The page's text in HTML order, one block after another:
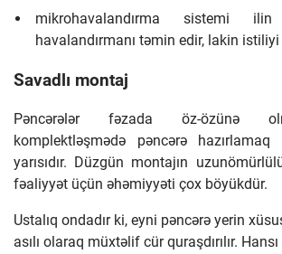
mikrohavalandırma sistemi
havalandırmanı təmin edir, lakin
Savadlı montaj
Pəncərələr fəzada öz-özünə
komplektləşmədə pəncərə
yarısıdır. Düzgün montajın
fəaliyyət üçün əhəmiyyəti çox böyükdür.
Ustalıq ondadır ki, eyni pəncərə yerin
asılı olaraq müxtəlif cür quraşdırılır.